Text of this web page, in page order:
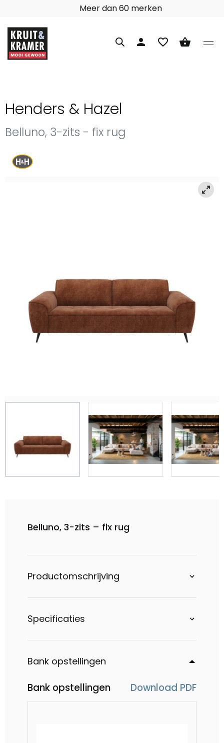
Meer dan 60 merken
person favorite_border shopping_basket
Henders & Hazel
Belluno, 3-zits - fix rug
Belluno, 3-zits – fix rug
Productomschrijving
Specificaties
Bank opstellingen
Bank opstellingen Download PDF